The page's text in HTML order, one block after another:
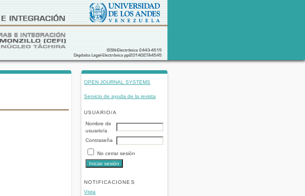
OPEN JOURNAL SYSTEMS
Servicio de ayuda de la revista
USUARIO/A
Nombre de
usuario/a
Contraseña
No cerrar sesión
NOTIFICACIONES
Vista